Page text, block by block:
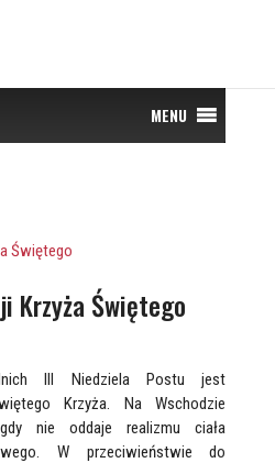
MENU
Krzyża Świętego
III Niedziela Postu jest
Krzyża. Na Wschodzie
nie oddaje realizmu ciała
W przeciwieństwie do